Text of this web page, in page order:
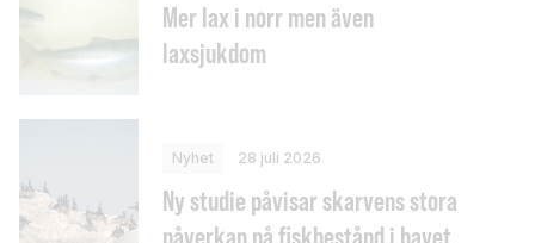
Mer lax i norr men även
laxsjukdom
Nyhet 28 juli 2026
Ny studie påvisar skarvens stora